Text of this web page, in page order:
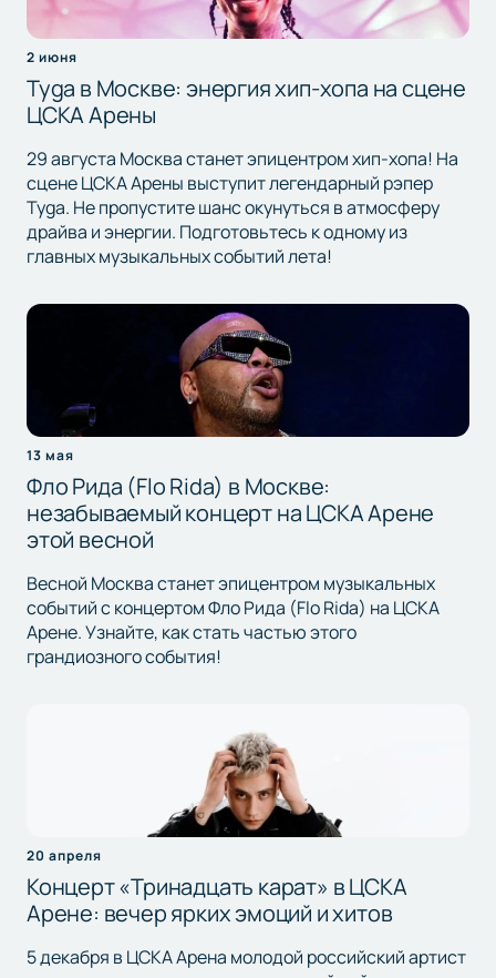
2 июня
Tyga в Москве: энергия хип-хопа на сцене
ЦСКА Арены
29 августа Москва станет эпицентром хип-хопа! На
сцене ЦСКА Арены выступит легендарный рэпер
Tyga. Не пропустите шанс окунуться в атмосферу
драйва и энергии. Подготовьтесь к одному из
главных музыкальных событий лета!
13 мая
Фло Рида (Flo Rida) в Москве:
незабываемый концерт на ЦСКА Арене
этой весной
Весной Москва станет эпицентром музыкальных
событий с концертом Фло Рида (Flo Rida) на ЦСКА
Арене. Узнайте, как стать частью этого
грандиозного события!
20 апреля
Концерт «Тринадцать карат» в ЦСКА
Арене: вечер ярких эмоций и хитов
5 декабря в ЦСКА Арена молодой российский артист